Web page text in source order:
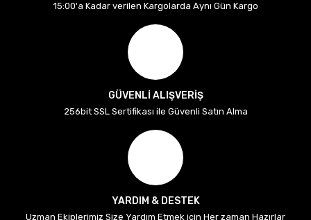
15:00'a Kadar verilen Kargolarda Aynı Gün Kargo
GÜVENLİ ALIŞVERİŞ
256bit SSL Sertifikası ile Güvenli Satın Alma
YARDIM & DESTEK
Uzman Ekiplerimiz Size Yardım Etmek için Her zaman Hazırlar